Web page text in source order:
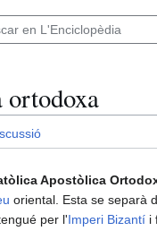
ortodoxa
Apostòlica
oriental. Esta se separà
per l'Imperi Bizantí i